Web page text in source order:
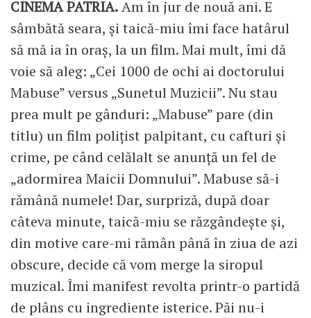
CINEMA PATRIA.Am în jur de nouă ani. E
sâmbătă seara, și taică-miu îmi face hatârul
să mă ia în oraș, la un film. Mai mult, îmi dă
voie să aleg: „Cei 1000 de ochi ai doctorului
Mabuse” versus „Sunetul Muzicii”. Nu stau
prea mult pe gânduri: „Mabuse” pare (din
titlu) un film polițist palpitant, cu cafturi și
crime, pe când celălalt se anunță un fel de
„adormirea Maicii Domnului”. Mabuse să-i
rămână numele! Dar, surpriză, după doar
câteva minute, taică-miu se răzgândește și,
din motive care-mi rămân până în ziua de azi
obscure, decide că vom merge la siropul
muzical. Îmi manifest revolta printr-o partidă
de plâns cu ingrediente isterice. Păi nu-i